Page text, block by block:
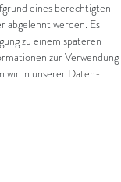
eines berechtigten
abgelehnt werden. Es
zu einem späteren
zur Verwendung
wir in unserer Daten­